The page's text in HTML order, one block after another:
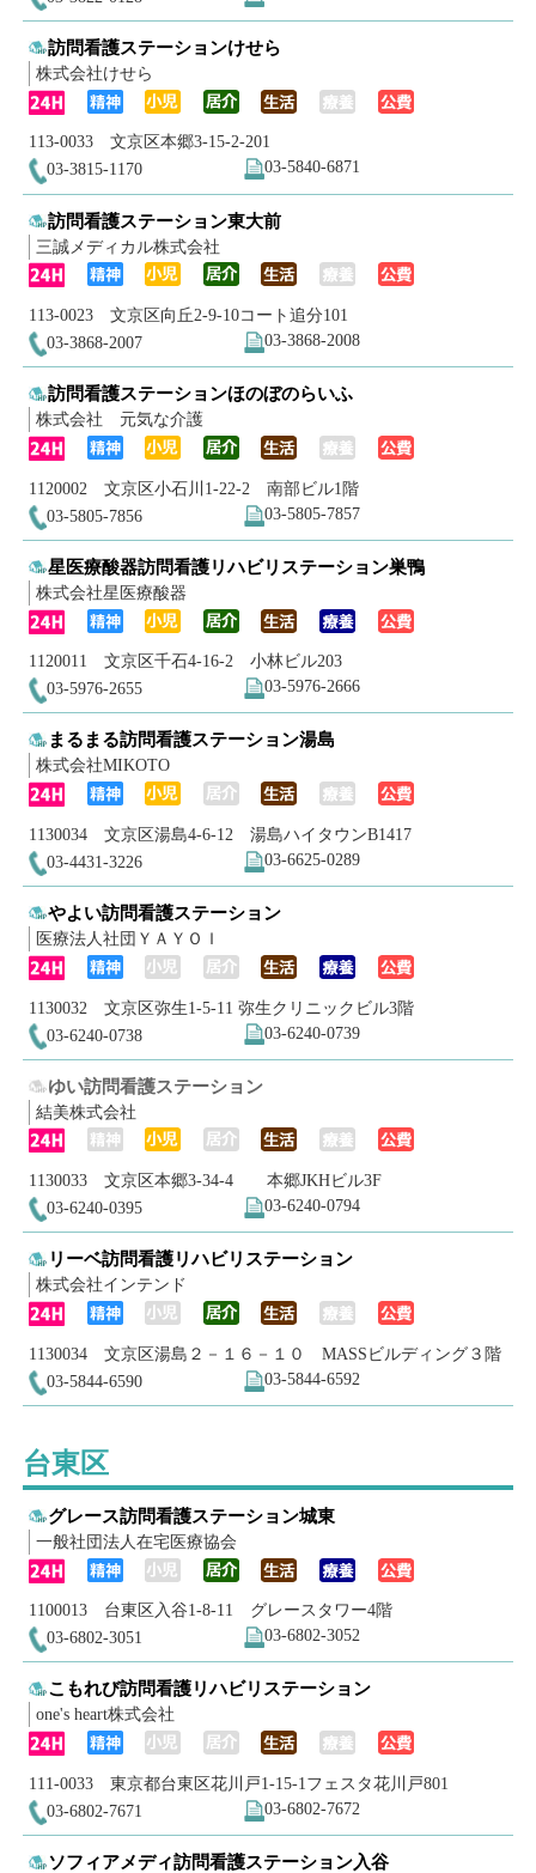
訪問看護ステーションけせら
株式会社けせら
113-0033 文京区本郷3-15-2-201
03-3815-1170
03-5840-6871
訪問看護ステーション東大前
三誠メディカル株式会社
113-0023 文京区向丘2-9-10コート追分101
03-3868-2007
03-3868-2008
訪問看護ステーションほのぼのらいふ
株式会社 元気な介護
1120002 文京区小石川1-22-2 南部ビル1階
03-5805-7856
03-5805-7857
星医療酸器訪問看護リハビリステーション巣鴨
株式会社星医療酸器
1120011 文京区千石4-16-2 小林ビル203
03-5976-2655
03-5976-2666
まるまる訪問看護ステーション湯島
株式会社MIKOTO
1130034 文京区湯島4-6-12 湯島ハイタウンB1417
03-4431-3226
03-6625-0289
やよい訪問看護ステーション
医療法人社団ＹＡＹＯＩ
1130032 文京区弥生1-5-11 弥生クリニックビル3階
03-6240-0738
03-6240-0739
ゆい訪問看護ステーション
結美株式会社
1130033 文京区本郷3-34-4 本郷JKHビル3F
03-6240-0395
03-6240-0794
リーベ訪問看護リハビリステーション
株式会社インテンド
1130034 文京区湯島２－１６－１０ MASSビルディング３階
03-5844-6590
03-5844-6592
台東区
グレース訪問看護ステーション城東
一般社団法人在宅医療協会
1100013 台東区入谷1-8-11 グレースタワー4階
03-6802-3051
03-6802-3052
こもれび訪問看護リハビリステーション
one's heart株式会社
111-0033 東京都台東区花川戸1-15-1フェスタ花川戸801
03-6802-7671
03-6802-7672
ソフィアメディ訪問看護ステーション入谷